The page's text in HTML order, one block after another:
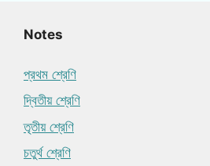
Notes
প্রথম শ্রেণি
দ্বিতীয় শ্রেণি
তৃতীয় শ্রেণি
চতুর্থ শ্রেণি